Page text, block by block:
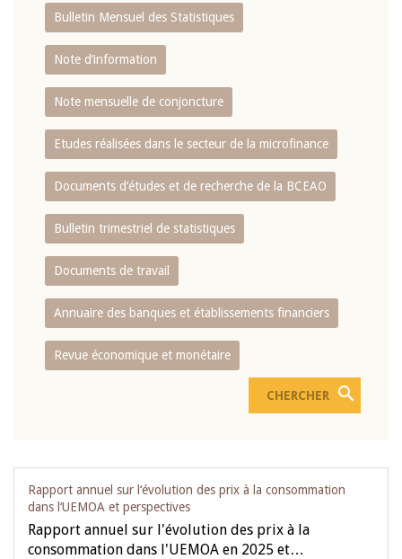
Bulletin Mensuel des Statistiques
Note d’information
Note mensuelle de conjoncture
Etudes réalisées dans le secteur de la microfinance
Documents d’études et de recherche de la BCEAO
Bulletin trimestriel de statistiques
Documents de travail
Annuaire des banques et établissements financiers
Revue économique et monétaire
Rapport annuel sur l‘évolution des prix à la consommation
dans l‘UEMOA et perspectives
Rapport annuel sur l'évolution des prix à la
consommation dans l'UEMOA en 2025 et…